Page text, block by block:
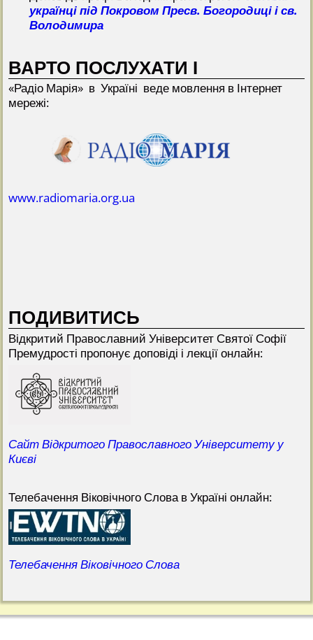
українці під Покровом Пресв. Богородиці і св.
Володимира
ВАРТО ПОСЛУХАТИ І
«Радіо Марія» в Україні веде мовлення в Інтернет
мережі:
www.radiomaria.org.ua
ПОДИВИТИСЬ
Відкритий Прaвославний Університет Святої Софії
Премудрості пропонує доповіді і лекції онлайн:
Сайт Відкритого Православного Університету у
Києві
Телебачення Віковічного Слова в Україні онлайн:
Телебачення Віковічного Слова